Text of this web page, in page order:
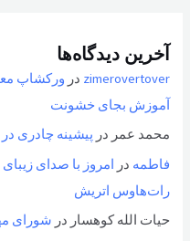
آخرین دیدگاه‌ها
zimerovertover در ورکشاپ
آموزش بجای خشونت
محمد عمر در پیشینه چادری در
فاطمه در امروز با صدای
رات‌هاوس اتریش
حیات الله کوهسار در شورای